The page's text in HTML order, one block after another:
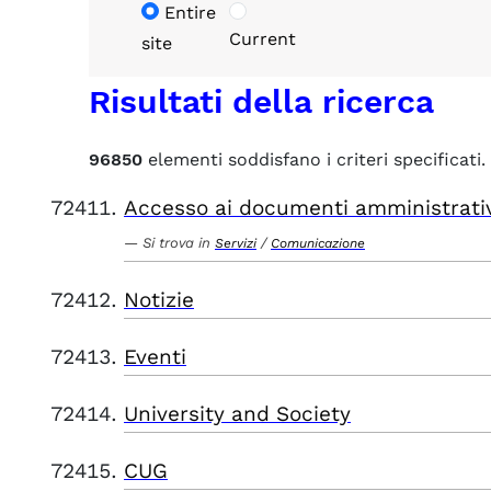
Entire
site
Current
Risultati della ricerca
96850 elementi soddisfano i criteri specificati.
Accesso ai documenti
Si trova in Servizi / Comunicazione
Notizie
Eventi
University and Society
CUG